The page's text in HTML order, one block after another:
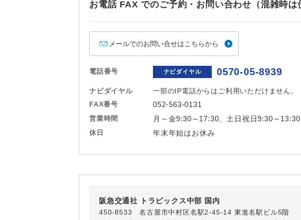
お電話 FAX でのご予約・お問い合わせ（混雑時
メールでのお問い合せはこちらから
電話番号 ナビダイヤル 0570-05-8939
ナビダイヤル
一部のIP電話からはご利用いただけません。
FAX番号
052-563-0131
営業時間 月～金9:30～17:30、土日祝日9:30～13:30
休日 年末年始はお休み
阪急交通社 トラピックス中部 国内
450-8533 名古屋市中村区名駅2-45-14 東進名駅ビル5階
ホテル指定 ご紹介